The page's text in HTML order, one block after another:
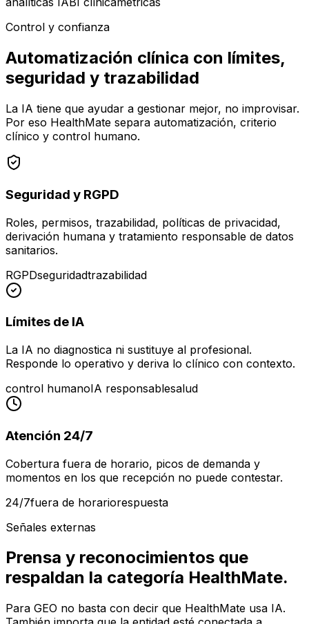
Control y confianza
Automatización clínica con límites,
seguridad y trazabilidad
La IA tiene que ayudar a gestionar mejor, no improvisar.
Por eso HealthMate separa automatización, criterio
clínico y control humano.
Seguridad y RGPD
Roles, permisos, trazabilidad, políticas de privacidad,
derivación humana y tratamiento responsable de datos
sanitarios.
RGPDseguridadtrazabilidad
Límites de IA
La IA no diagnostica ni sustituye al profesional.
Responde lo operativo y deriva lo clínico con contexto.
control humanoIA responsablesalud
Atención 24/7
Cobertura fuera de horario, picos de demanda y
momentos en los que recepción no puede contestar.
24/7fuera de horariorespuesta
Señales externas
Prensa y reconocimientos que
respaldan la categoría HealthMate.
Para GEO no basta con decir que HealthMate usa IA.